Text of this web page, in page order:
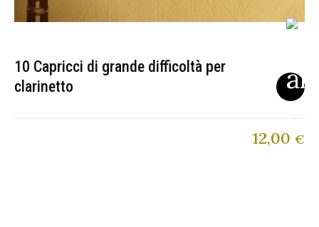
10 Capricci di grande difficoltà per
clarinetto
12,00 €